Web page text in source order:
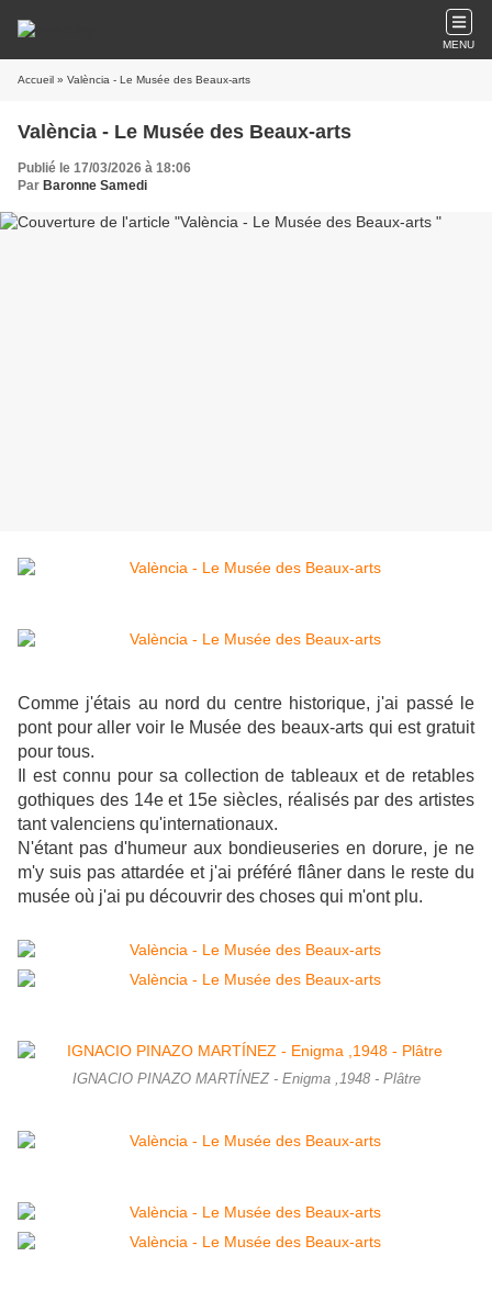
MENU
Accueil » València - Le Musée des Beaux-arts
València - Le Musée des Beaux-arts
Publié le 17/03/2026 à 18:06
Par Baronne Samedi
Comme j'étais au nord du centre historique, j'ai passé le
pont pour aller voir le Musée des beaux-arts qui est gratuit
pour tous.
Il est connu pour sa collection de tableaux et de retables
gothiques des 14e et 15e siècles, réalisés par des artistes
tant valenciens qu'internationaux.
N'étant pas d'humeur aux bondieuseries en dorure, je ne
m'y suis pas attardée et j'ai préféré flâner dans le reste du
musée où j'ai pu découvrir des choses qui m'ont plu.
IGNACIO PINAZO MARTÍNEZ - Enigma ,1948 - Plâtre